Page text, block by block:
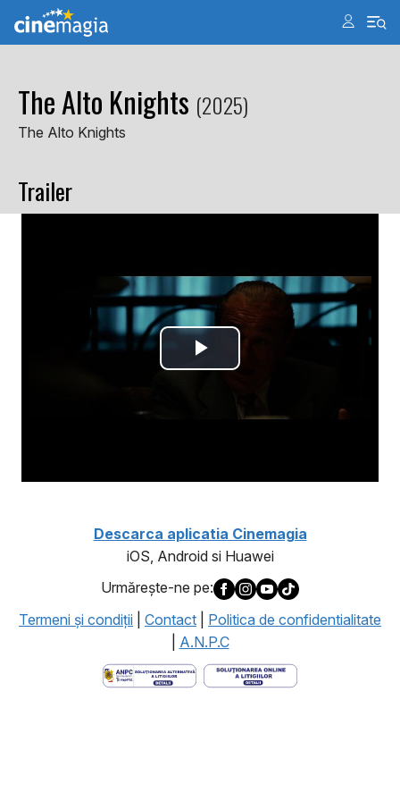
The Alto Knights (2025)
The Alto Knights
Trailer
Descarca aplicatia Cinemagia
iOS, Android si Huawei
Urmăreşte-ne pe:
Termeni şi condiţii
Contact
Politica de confidentialitate
A.N.P.C